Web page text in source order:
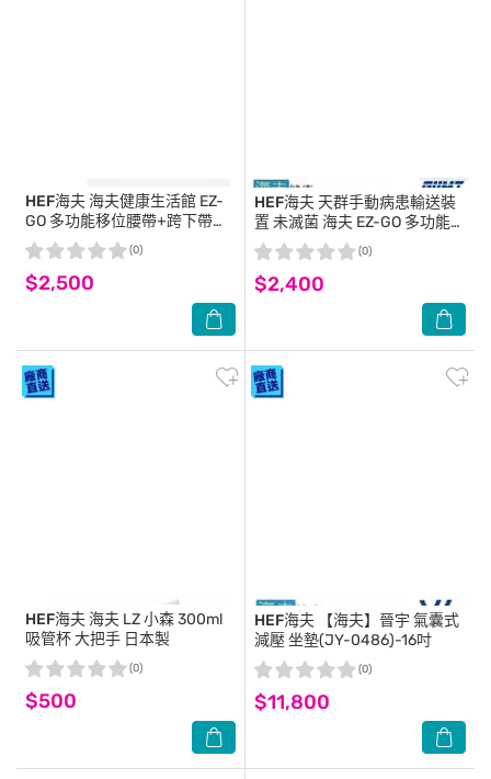
HEF海夫 海夫健康生活館 EZ-
GO 多功能移位腰帶+跨下帶
EZ-900B
$2,500
(0)
HEF海夫 天群手動病患輸送裝
置 未滅菌 海夫 EZ-GO 多功能移
位腰帶 EZ-900
$2,400
(0)
HEF海夫 海夫 LZ 小森 300ml
吸管杯 大把手 日本製
$500
(0)
HEF海夫 【海夫】晉宇 氣囊式
減壓 坐墊(JY-0486)-16吋
$11,800
(0)